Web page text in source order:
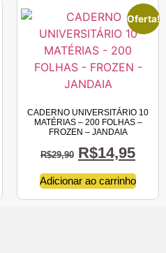
Oferta!
CADERNO UNIVERSITÁRIO 10
MATÉRIAS – 200 FOLHAS –
FROZEN – JANDAIA
R$29,90 R$14,95
Adicionar ao carrinho